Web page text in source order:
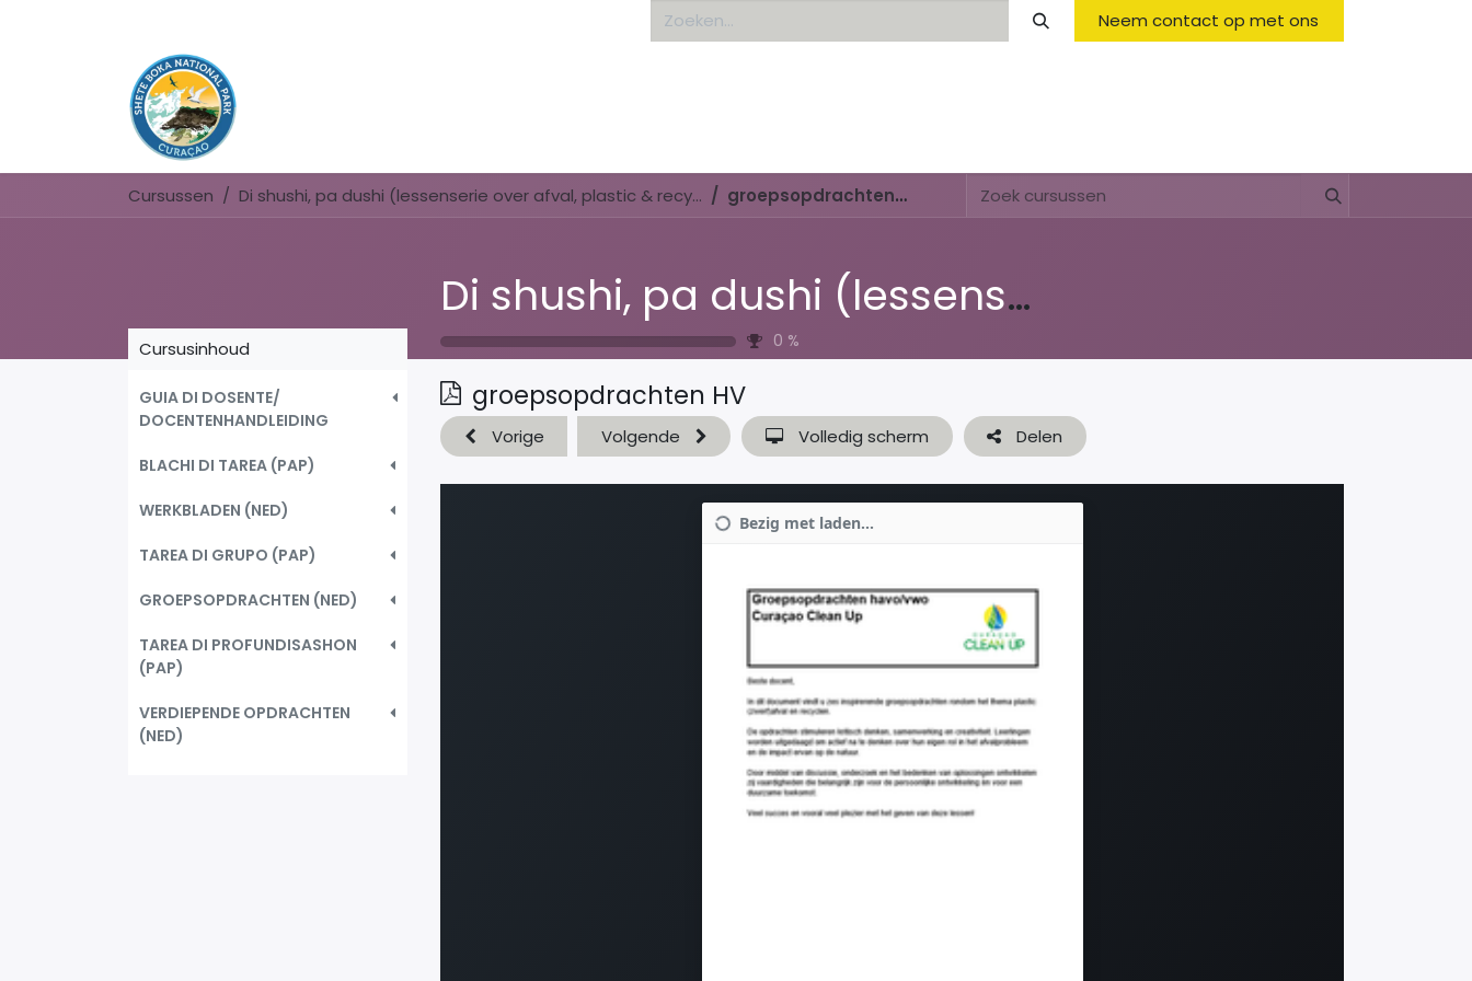
Neem contact op met ons
Cursussen Di shushi, pa dushi (lessenserie over afval, plastic & recyclen) groepsopdrachten HV
Di shushi, pa dushi (lessenserie over afval, plastic & recyclen)
0 %
Cursusinhoud
GUIA DI DOSENTE/
DOCENTENHANDLEIDING
BLACHI DI TAREA (PAP)
WERKBLADEN (NED)
TAREA DI GRUPO (PAP)
GROEPSOPDRACHTEN (NED)
TAREA DI PROFUNDISASHON
(PAP)
VERDIEPENDE OPDRACHTEN
(NED)
groepsopdrachten HV
Vorige Volgende Volledig scherm Delen